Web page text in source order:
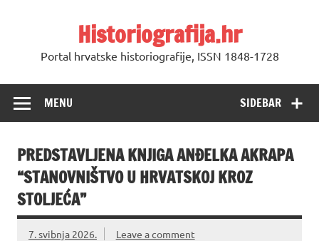
Historiografija.hr
Portal hrvatske historiografije, ISSN 1848-1728
SIDEBAR
MENU
PREDSTAVLJENA KNJIGA ANĐELKA AKRAPA
“STANOVNIŠTVO U HRVATSKOJ KROZ
STOLJEĆA”
7. svibnja 2026. Leave a comment